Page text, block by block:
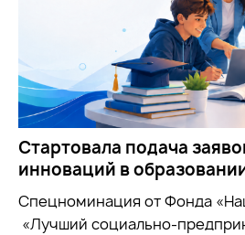
Стартовала подача
инноваций в
Спецноминация от Фонда
«Лучший социально-